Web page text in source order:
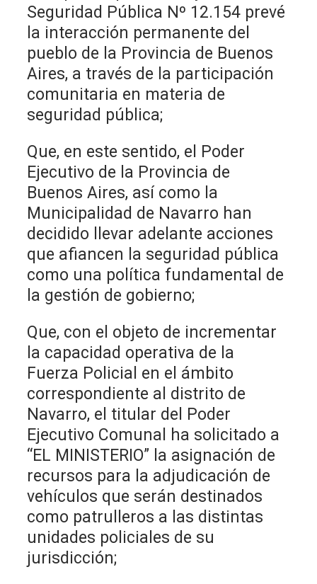
Seguridad Pública Nº 12.154 prevé
la interacción permanente del
pueblo de la Provincia de Buenos
Aires, a través de la participación
comunitaria en materia de
seguridad pública;
Que, en este sentido, el Poder
Ejecutivo de la Provincia de
Buenos Aires, así como la
Municipalidad de Navarro han
decidido llevar adelante acciones
que afiancen la seguridad pública
como una política fundamental de
la gestión de gobierno;
Que, con el objeto de incrementar
la capacidad operativa de la
Fuerza Policial en el ámbito
correspondiente al distrito de
Navarro, el titular del Poder
Ejecutivo Comunal ha solicitado a
“EL MINISTERIO” la asignación de
recursos para la adjudicación de
vehículos que serán destinados
como patrulleros a las distintas
unidades policiales de su
jurisdicción;